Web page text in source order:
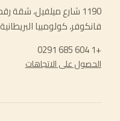
1190 شارع ميلفيل، شقة رقم 300،
فانكوفر، كولومبيا البريطانية V6E 3W1، كندا
+1 604 685 0291
الحصول على الاتجاهات